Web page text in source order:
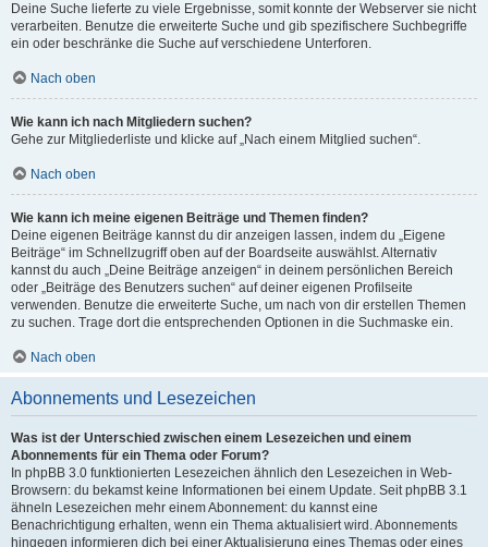
Deine Suche lieferte zu viele Ergebnisse, somit konnte der Webserver sie nicht
verarbeiten. Benutze die erweiterte Suche und gib spezifischere Suchbegriffe
ein oder beschränke die Suche auf verschiedene Unterforen.
Nach oben
Wie kann ich nach Mitgliedern suchen?
Gehe zur Mitgliederliste und klicke auf „Nach einem Mitglied suchen“.
Nach oben
Wie kann ich meine eigenen Beiträge und Themen finden?
Deine eigenen Beiträge kannst du dir anzeigen lassen, indem du „Eigene
Beiträge“ im Schnellzugriff oben auf der Boardseite auswählst. Alternativ
kannst du auch „Deine Beiträge anzeigen“ in deinem persönlichen Bereich
oder „Beiträge des Benutzers suchen“ auf deiner eigenen Profilseite
verwenden. Benutze die erweiterte Suche, um nach von dir erstellen Themen
zu suchen. Trage dort die entsprechenden Optionen in die Suchmaske ein.
Nach oben
Abonnements und Lesezeichen
Was ist der Unterschied zwischen einem Lesezeichen und einem
Abonnements für ein Thema oder Forum?
In phpBB 3.0 funktionierten Lesezeichen ähnlich den Lesezeichen in Web-
Browsern: du bekamst keine Informationen bei einem Update. Seit phpBB 3.1
ähneln Lesezeichen mehr einem Abonnement: du kannst eine
Benachrichtigung erhalten, wenn ein Thema aktualisiert wird. Abonnements
hingegen informieren dich bei einer Aktualisierung eines Themas oder eines